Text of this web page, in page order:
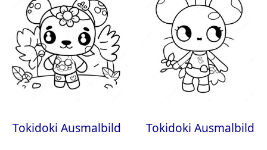
Tokidoki Ausmalbild Tokidoki Ausmalbild